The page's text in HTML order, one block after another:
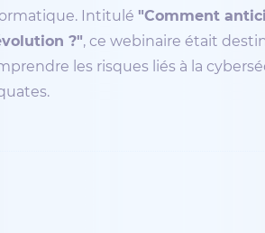
Intitulé "Comment
?", ce webinaire était
les risques liés à la